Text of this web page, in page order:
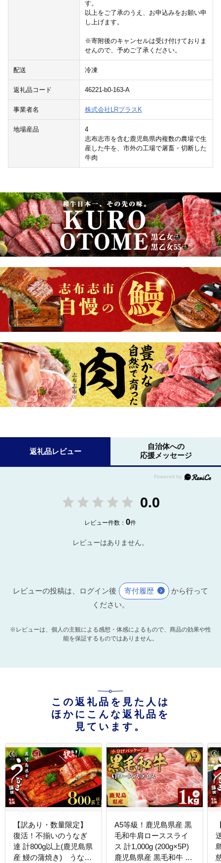
す。
以上をご了承のうえ、お申込みをお願い申
し上げます。
※寄附後のキャンセルは受け付けておりま
せんので、予めご了承ください。
配送 冷凍
返礼品コード 46221-b0-163-A
事業者名 株式会社LRプラスK
地場産品
4
志布志市を含む鹿児島県内複数の農場で生
産した牛を、市外の工場で屠畜・切断した
牛肉
返礼品レビュー
自治体への
応援メッセージ
0.0
レビュー件数：0件
レビューはありません。
レビューの投稿は、ログイン後 寄付履歴
から行って
ください。
※レビューは、個人の主観による感想・体感によるもので、商品の効果や性
能を保証するものではありません。
この返礼品を見た人は
ほかにこんな返礼品を
見ています。
【訳あり・数量限定】
復活！不揃いのうなぎ
達 計800g以上(鹿児島県
産 鰻の蒲焼き) うなぎ
A5等級！鹿児島県産 黒
毛和牛肩ローススライ
ス 計1,000g (200g×5P)
鹿児島県産 黒毛和牛 国